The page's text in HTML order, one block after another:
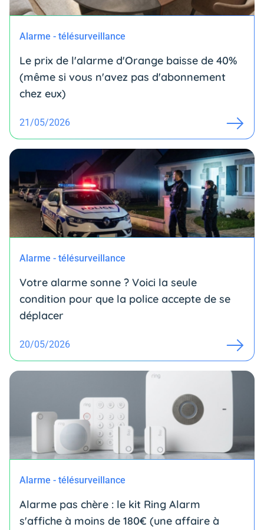
Alarme - télésurveillance
Le prix de l'alarme d'Orange baisse de 40%
(même si vous n'avez pas d'abonnement
chez eux)
21/05/2026
Alarme - télésurveillance
Votre alarme sonne ? Voici la seule
condition pour que la police accepte de se
déplacer
20/05/2026
Alarme - télésurveillance
Alarme pas chère : le kit Ring Alarm
s'affiche à moins de 180€ (une affaire à